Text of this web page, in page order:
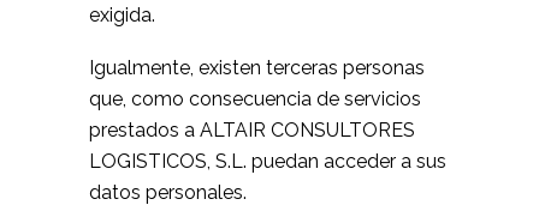
exigida.
Igualmente, existen terceras personas
que, como consecuencia de servicios
prestados a ALTAIR CONSULTORES
LOGISTICOS, S.L. puedan acceder a sus
datos personales.